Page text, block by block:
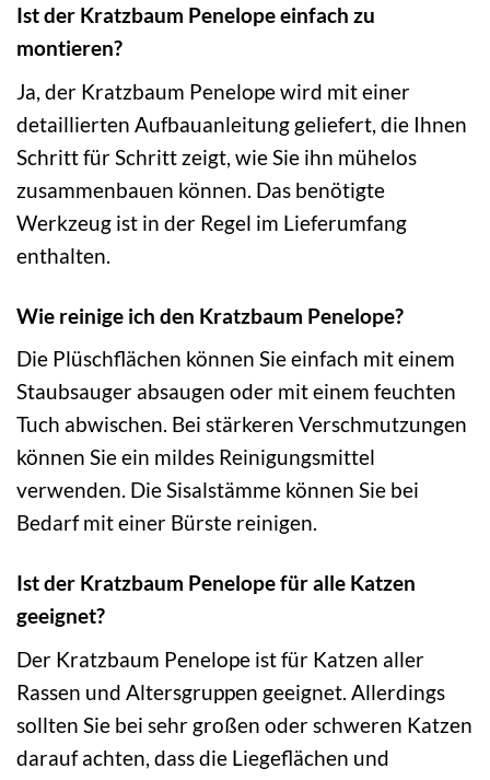
Ist der Kratzbaum Penelope einfach zu
montieren?
Ja, der Kratzbaum Penelope wird mit einer
detaillierten Aufbauanleitung geliefert, die Ihnen
Schritt für Schritt zeigt, wie Sie ihn mühelos
zusammenbauen können. Das benötigte
Werkzeug ist in der Regel im Lieferumfang
enthalten.
Wie reinige ich den Kratzbaum Penelope?
Die Plüschflächen können Sie einfach mit einem
Staubsauger absaugen oder mit einem feuchten
Tuch abwischen. Bei stärkeren Verschmutzungen
können Sie ein mildes Reinigungsmittel
verwenden. Die Sisalstämme können Sie bei
Bedarf mit einer Bürste reinigen.
Ist der Kratzbaum Penelope für alle Katzen
geeignet?
Der Kratzbaum Penelope ist für Katzen aller
Rassen und Altersgruppen geeignet. Allerdings
sollten Sie bei sehr großen oder schweren Katzen
darauf achten, dass die Liegeflächen und